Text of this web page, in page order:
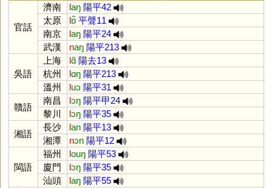
官話
濟南 laŋ 陽平42
太原
lɒ̃ 平聲11
南京
laŋ 陽平24
武漢
naŋ 陽平213
吳語
上海 lɑ̃ 陽去13
杭州
lɑŋ 陽平213
溫州
luɔ 陽平31
贛語
南昌 lɔŋ 陽平甲24
黎川
lɔŋ 陽平35
湘語
長沙 lan 陽平13
湘潭
nɔn 陽平12
閩語
福州 louŋ 陽平53
廈門
lɔŋ 陽平35
汕頭
laŋ 陽平55